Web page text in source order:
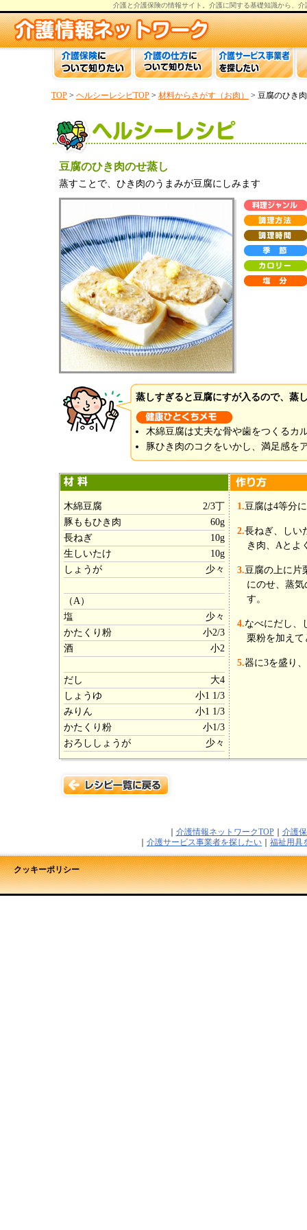
介護と介護保険の情報サイト。 介護に関する基礎知識から、 介
TOP > ヘルシーレシピTOP > 材料からさがす（お肉） > 豆腐のひき
豆腐のひき肉のせ蒸し
蒸すことで、ひき肉のうまみが豆腐にしみます
蒸しすぎると豆腐にすが入るので、蒸
木綿豆腐は丈夫な骨や歯をつくるカ
豚ひき肉のコクをいかし、満足感を
木綿豆腐
2/3丁
豚ももひき肉
60g
長ねぎ
10g
生しいたけ
10g
しょうが
少々
（A）
塩
少々
かたくり粉
小2/3
酒
小2
だし
大4
しょうゆ
小1 1/3
みりん
小1 1/3
かたくり粉
小1/3
おろししょうが
少々
1.豆腐は4等分
2.長ねぎ、しい
き肉、Aとよ
3.豆腐の上に片
にのせ、蒸
す。
4.なべにだし、
栗粉を加え
5.器に3を盛り
介護情報ネットワークTOP｜ 介護
介護サービス事業者を探したい 福祉用具
クッキーポリシー